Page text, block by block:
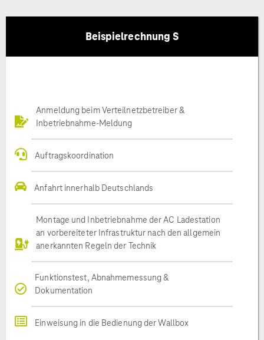
Beispielrechnung S
Anmeldung beim Verteilnetzbetreiber &
Inbetriebnahme-Meldung
Auftragskoordination
Anfahrt innerhalb Deutschlands
Montage und Inbetriebnahme der AC Ladestation
an vorbereiteter Infrastruktur nach den allgemein
anerkannten Regeln der Technik
Funktionstest, Abnahmemessung &
Dokumentation
Einweisung in die Bedienung der Wallbox